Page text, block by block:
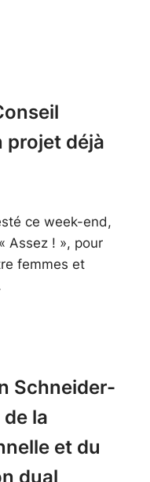
projet déjà
ce week-end,
Assez ! », pour
femmes et
Schneider-
la
et du
dual